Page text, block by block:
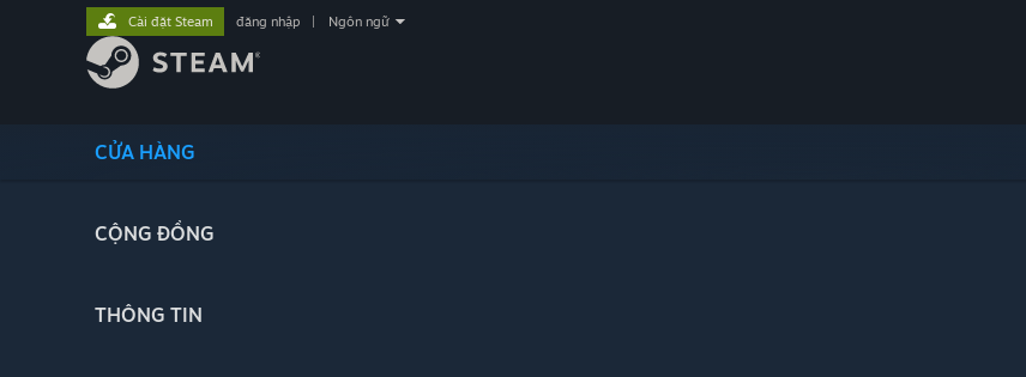
CỬA HÀNG
CỘNG ĐỒNG
THÔNG TIN
Cài đặt Steam đăng nhập Ngôn ngữ